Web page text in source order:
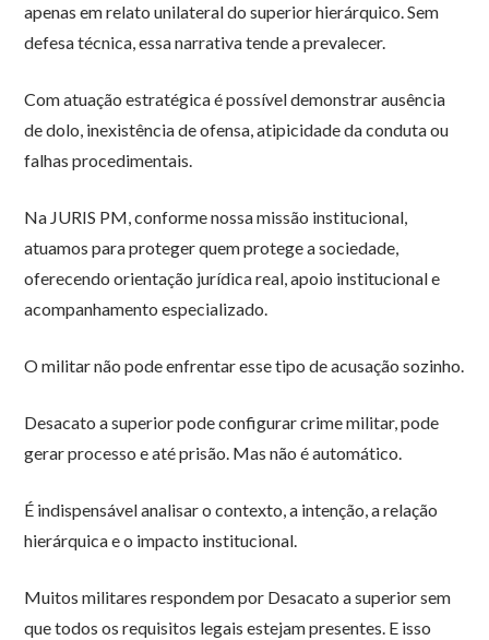
apenas em relato unilateral do superior hierárquico. Sem
defesa técnica, essa narrativa tende a prevalecer.
Com atuação estratégica é possível demonstrar ausência
de dolo, inexistência de ofensa, atipicidade da conduta ou
falhas procedimentais.
Na JURIS PM, conforme nossa missão institucional,
atuamos para proteger quem protege a sociedade,
oferecendo orientação jurídica real, apoio institucional e
acompanhamento especializado.
O militar não pode enfrentar esse tipo de acusação sozinho.
Desacato a superior pode configurar crime militar, pode
gerar processo e até prisão. Mas não é automático.
É indispensável analisar o contexto, a intenção, a relação
hierárquica e o impacto institucional.
Muitos militares respondem por Desacato a superior sem
que todos os requisitos legais estejam presentes. E isso